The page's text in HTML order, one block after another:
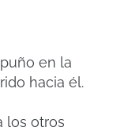
en la
hacia él.
los otros